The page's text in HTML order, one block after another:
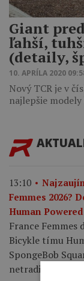
Giant
ľahší,
(detaily,
10. APRÍLA 2020
Nový TCR je v
najlepšie
13:10
Femmes 2026?
Human
France Femmes
Bicykle tímu
SpongeBob
netradične aj s